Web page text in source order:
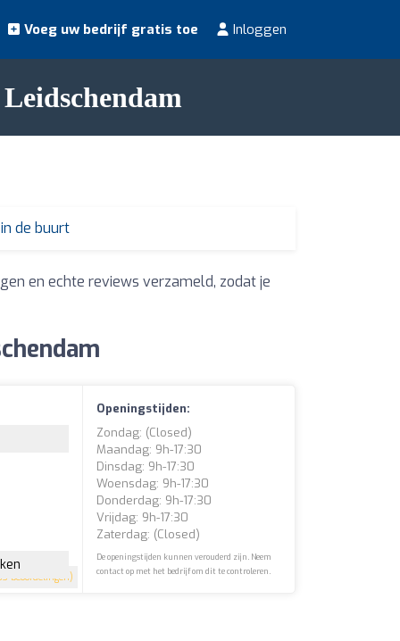
Voeg uw bedrijf gratis toe Inloggen
de buurt
en echte reviews verzameld, zodat je
beoordelingen)
Openingstijden:
Zondag: (closed)
Maandag: 9h-17:30
Dinsdag: 9h-17:30
Woensdag: 9h-17:30
Donderdag: 9h-17:30
Vrijdag: 9h-17:30
Zaterdag: (closed)
De openingstijden kunnen verouderd zijn. Neem
contact op met het bedrijf om dit te controleren.